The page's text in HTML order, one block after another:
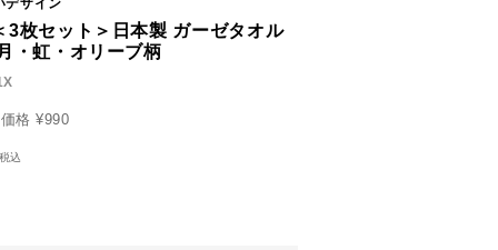
デザイン
3枚セット＞日本製 ガーゼタオル
・虹・オリーブ柄
格 ¥990
込